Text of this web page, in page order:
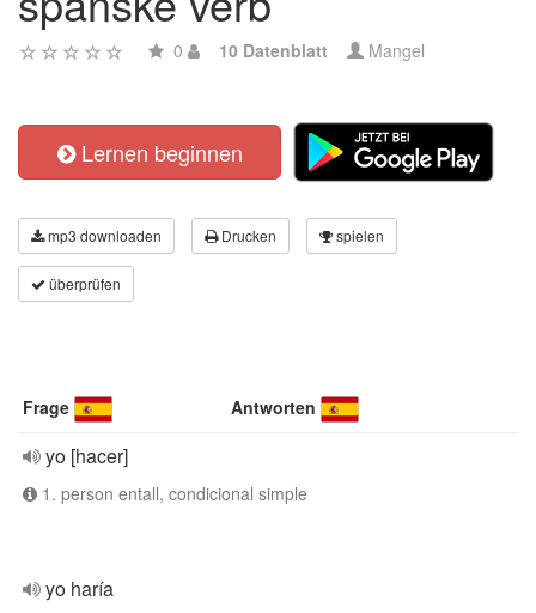
0 10 Datenblatt Mangel
Lernen beginnen
mp3 downloaden Drucken spielen
überprüfen
Frage Antworten
yo [hacer]
1. person entall, condicional simple
yo haría